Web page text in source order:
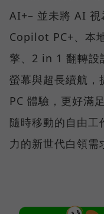
AI+– 並未將 AI 視
Copilot PC+、本
擎、2 in 1 翻轉設
螢幕與超長續航
PC 體驗，更好滿
隨時移動的自由
力的新世代白領需